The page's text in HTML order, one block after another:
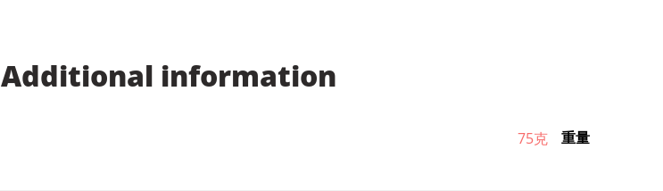
Additional information
重量
75克